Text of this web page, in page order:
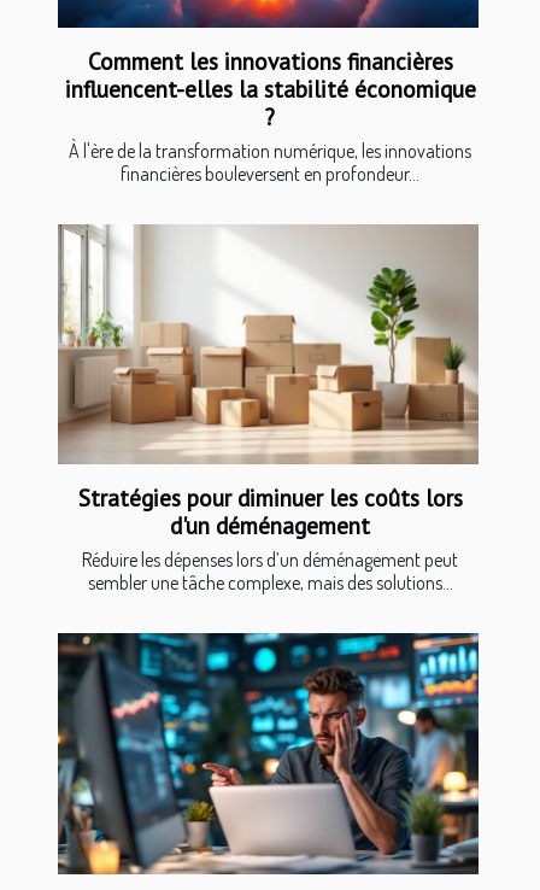
Comment les innovations financières
influencent-elles la stabilité économique
?
À l'ère de la transformation numérique, les innovations
financières bouleversent en profondeur...
Stratégies pour diminuer les coûts lors
d'un déménagement
Réduire les dépenses lors d’un déménagement peut
sembler une tâche complexe, mais des solutions...